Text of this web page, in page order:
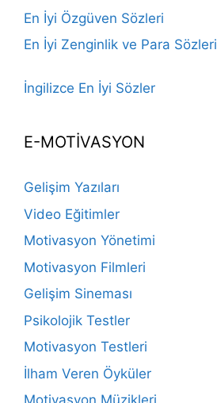
En İyi Özgüven Sözleri
En İyi Zenginlik ve Para Sözleri
İngilizce En İyi Sözler
E-MOTİVASYON
Gelişim Yazıları
Video Eğitimler
Motivasyon Yönetimi
Motivasyon Filmleri
Gelişim Sineması
Psikolojik Testler
Motivasyon Testleri
İlham Veren Öyküler
Motivasyon Müzikleri